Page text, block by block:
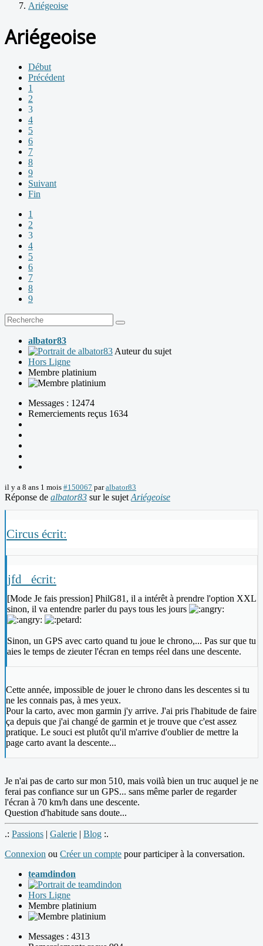
Ariégeoise
Ariégeoise
Début
Précédent
1
2
3
4
5
6
7
8
9
Suivant
Fin
1
2
3
4
5
6
7
8
9
albator83
Auteur du sujet
Hors Ligne
Membre platinium
Messages : 12474
Remerciements reçus 1634
il y a 8 ans 1 mois #150067 paralbator83
Réponse de albator83 sur le sujet Ariégeoise
Circus écrit:
jfd_ écrit:
[Mode Je fais pression] PhilG81, il a intérêt à prendre l'option XXL
sinon, il va entendre parler du pays tous les jours
Sinon, un GPS avec carto quand tu joue le chrono,... Pas sur que tu
aies le temps de zieuter l'écran en temps réel dans une descente.
Cette année, impossible de jouer le chrono dans les descentes si tu
ne les connais pas, à mes yeux.
Pour la carto, avec mon garmin j'y arrive. J'ai pris l'habitude de faire
ça depuis que j'ai changé de garmin et je trouve que c'est assez
pratique. Le souci est plutôt qu'il m'arrive d'oublier de mettre la
page carto avant la descente...
Je n'ai pas de carto sur mon 510, mais voilà bien un truc auquel je ne
ferai pas confiance sur un GPS... sans même parler de regarder
l'écran à 70 km/h dans une descente.
Question d'habitude sans doute...
.: Passions | Galerie | Blog :.
Connexion ou Créer un compte pour participer à la conversation.
teamdindon
Hors Ligne
Membre platinium
Messages : 4313